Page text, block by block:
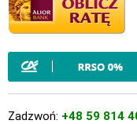
Zadzwoń: +48 59 814